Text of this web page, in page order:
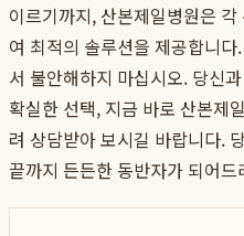
이르기까지, 산본제일병원은
여 최적의 솔루션을 제공합니
서 불안해하지 마십시오. 당신
확실한 선택, 지금 바로 산본제
려 상담받아 보시길 바랍니다.
끝까지 든든한 동반자가 되어